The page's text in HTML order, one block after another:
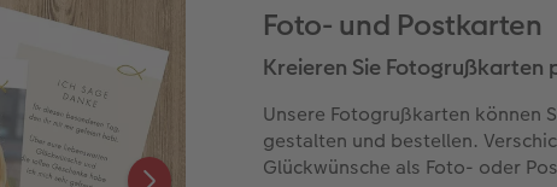
Foto- und Postkarten
Kreieren Sie Fotogrußkarten
Unsere Fotogrußkarten können
gestalten und bestellen.
Glückwünsche als Foto- oder